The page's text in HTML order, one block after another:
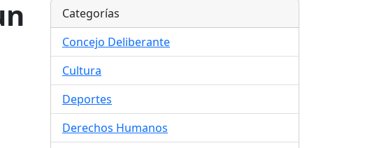
Categorías
Concejo Deliberante
Cultura
Deportes
Derechos Humanos